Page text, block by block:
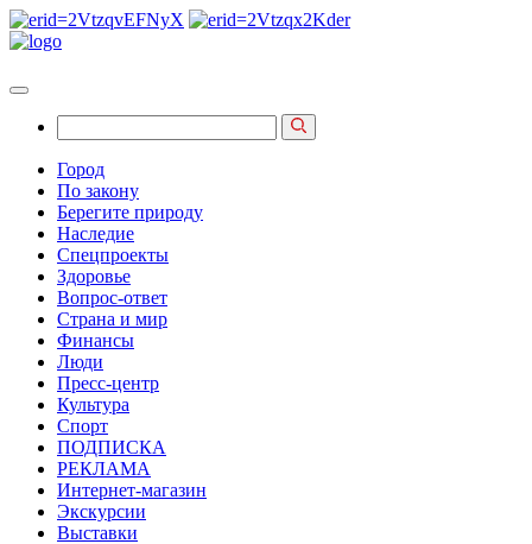
Город
По закону
Берегите природу
Наследие
Спецпроекты
Здоровье
Вопрос-ответ
Страна и мир
Финансы
Люди
Пресс-центр
Культура
Спорт
ПОДПИСКА
РЕКЛАМА
Интернет-магазин
Экскурсии
Выставки